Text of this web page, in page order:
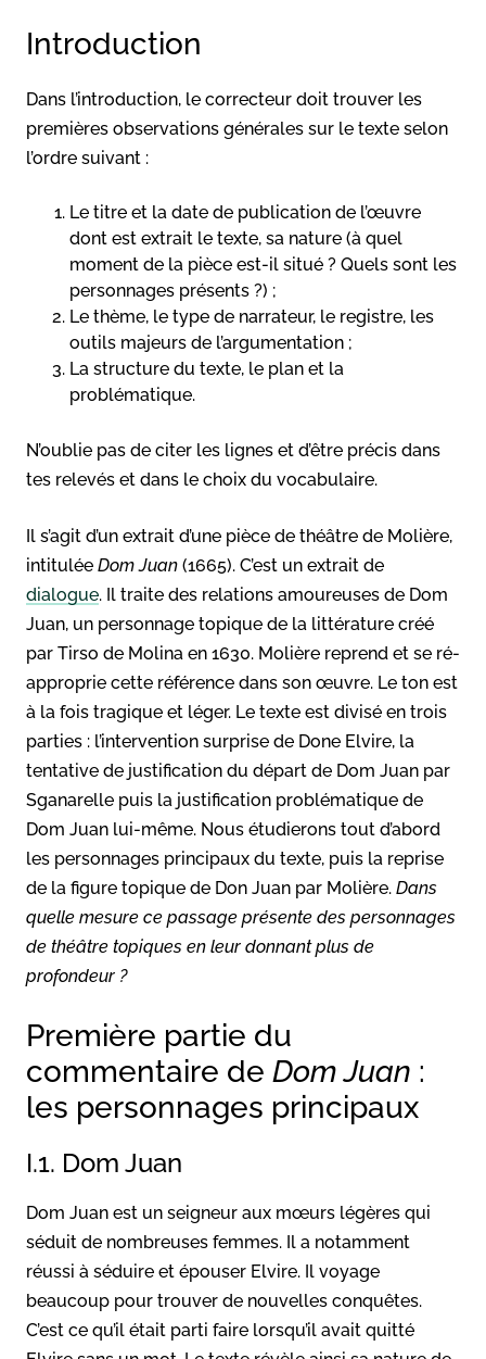
Introduction
Dans l’introduction, le correcteur doit trouver les
premières observations générales sur le texte selon
l’ordre suivant :
Le titre et la date de publication de l’œuvre
dont est extrait le texte, sa nature (à quel
moment de la pièce est-il situé ? Quels sont les
personnages présents ?) ;
Le thème, le type de narrateur, le registre, les
outils majeurs de l’argumentation ;
La structure du texte, le plan et la
problématique.
N’oublie pas de citer les lignes et d’être précis dans
tes relevés et dans le choix du vocabulaire.
Il s’agit d’un extrait d’une pièce de théâtre de Molière,
intitulée Dom Juan (1665). C’est un extrait de
dialogue. Il traite des relations amoureuses de Dom
Juan, un personnage topique de la littérature créé
par Tirso de Molina en 1630. Molière reprend et se ré-
approprie cette référence dans son œuvre. Le ton est
à la fois tragique et léger. Le texte est divisé en trois
parties : l’intervention surprise de Done Elvire, la
tentative de justification du départ de Dom Juan par
Sganarelle puis la justification problématique de
Dom Juan lui-même. Nous étudierons tout d’abord
les personnages principaux du texte, puis la reprise
de la figure topique de Don Juan par Molière. Dans
quelle mesure ce passage présente des personnages
de théâtre topiques en leur donnant plus de
profondeur ?
Première partie du
commentaire de Dom Juan :
les personnages principaux
I.1. Dom Juan
Dom Juan est un seigneur aux mœurs légères qui
séduit de nombreuses femmes. Il a notamment
réussi à séduire et épouser Elvire. Il voyage
beaucoup pour trouver de nouvelles conquêtes.
C’est ce qu’il était parti faire lorsqu’il avait quitté